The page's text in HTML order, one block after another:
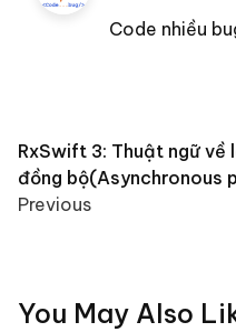
Code nhiều
Post
navigation
RxSwift 3: Thuật ngữ về
đồng bộ(Asynchronous
glossary)
Previous
You May Also